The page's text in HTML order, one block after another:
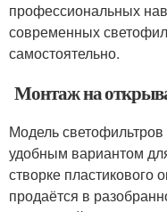
профессиональных
современных
самостоятельно.
Монтаж на
Модель
удобным вариантом
створке пластикового
продаётся в